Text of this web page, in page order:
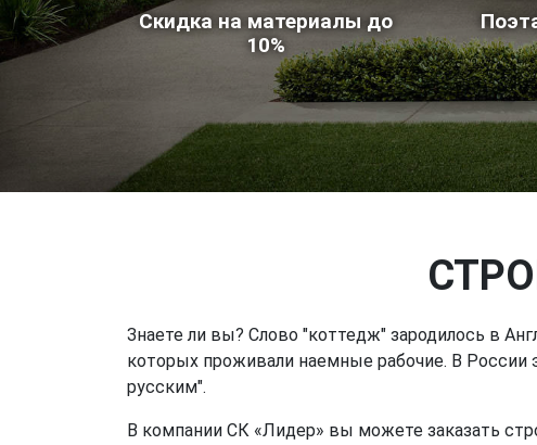
Скидка на материалы до
10%
Знаете ли вы? Слово "коттедж" зародилось в
которых проживали наемные рабочие. В России
русским".
В компании СК «Лидер» вы можете заказать